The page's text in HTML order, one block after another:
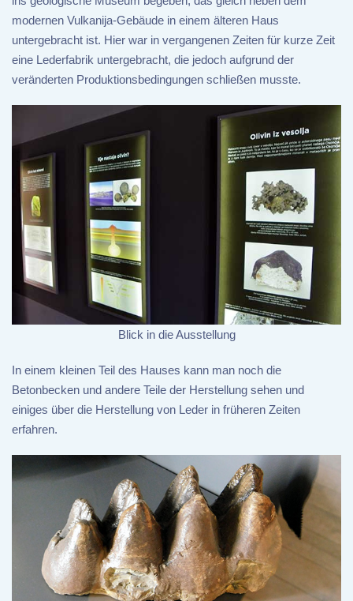
modernen Vulkanija-Gebäude in einem älteren Haus
untergebracht ist. Hier war in vergangenen Zeiten für kurze Zeit
eine Lederfabrik untergebracht, die jedoch aufgrund der
veränderten Produktionsbedingungen schließen musste.
Blick in die Ausstellung
In einem kleinen Teil des Hauses kann man noch die
Betonbecken und andere Teile der Herstellung sehen und
einiges über die Herstellung von Leder in früheren Zeiten
erfahren.